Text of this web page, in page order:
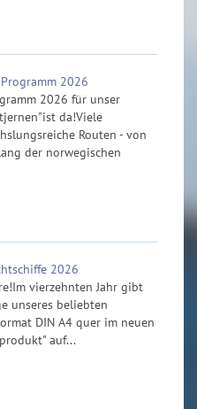
2026
2026 für unser
da!Viele
Routen - von
der norwegischen
2026
vierzehnten Jahr gibt
unseres beliebten
DIN A4 quer im neuen
auf...